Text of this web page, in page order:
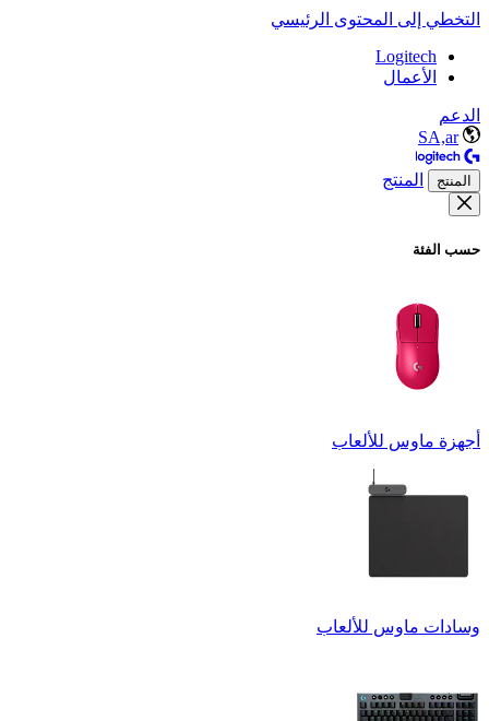
التخطي إلى المحتوى الرئيسي
Logitech
الأعمال
الدعم
SA,ar
المنتج المنتج
حسب الفئة
أجهزة ماوس للألعاب
وسادات ماوس للألعاب